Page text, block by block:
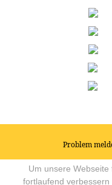
Problem
© 2026Impressum|
Forum für Yoga,
Um unsere
fortlaufend verbessern